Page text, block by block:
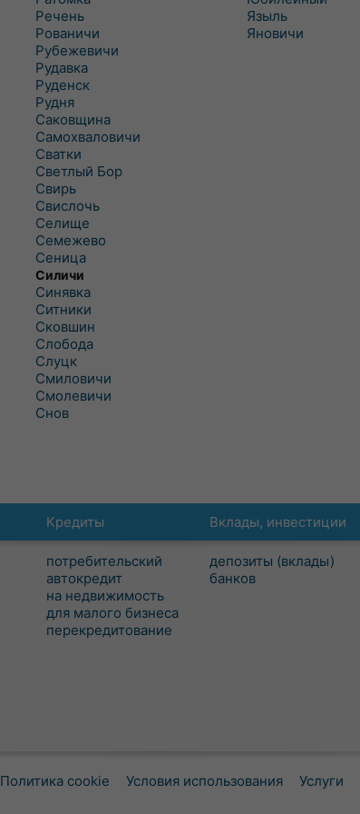
Речень
Рованичи
Рубежевичи
Рудавка
Руденск
Рудня
Саковщина
Самохваловичи
Сватки
Светлый Бор
Свирь
Свислочь
Селище
Семежево
Сеница
Силичи
Синявка
Ситники
Сковшин
Слобода
Слуцк
Смиловичи
Смолевичи
Снов
Языль
Яновичи
Кредиты
потребительский
автокредит
на недвижимость
для малого бизнеса
перекредитование
Вклады, инвестиции
депозиты (вклады)
банков
Политика cookie Условия использования Услуги